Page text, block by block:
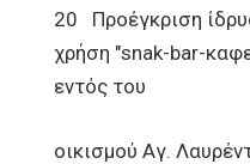
20 Προέγκριση
χρήση "snak-bar-
εντός του
οικισμού Αγ.